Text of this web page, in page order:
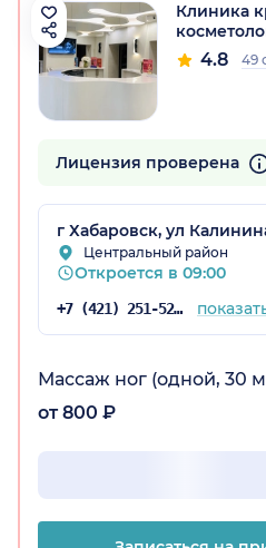
Клиника
4.8 49
Лицензия проверена
г Хабаровск, ул
Центральный район
Откроется в 09:00
+7 (421) 251-52-37
Массаж ног (одной, 30
от 800 ₽